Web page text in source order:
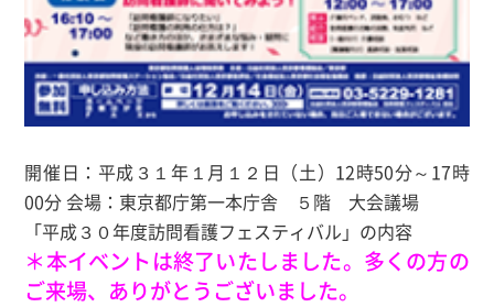
開催日：平成３１年１月１２日（土）12時50分～17時
00分 会場：東京都庁第一本庁舎 ５階 大会議場
「平成３０年度訪問看護フェスティバル」の内容
＊本イベントは終了いたしました。多くの方の
ご来場、ありがとうございました。